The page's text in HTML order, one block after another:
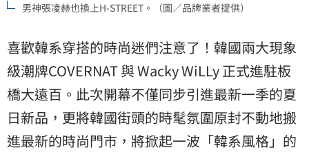
男神張凌赫也換上H-STREET。（圖／品牌業者提供）
喜歡韓系穿搭的時尚迷們注意了！韓國兩大現象
級潮牌COVERNAT 與 Wacky WiLLy 正式進駐板
橋大遠百。此次開幕不僅同步引進最新一季的夏
日新品，更將韓國街頭的時髦氛圍原封不動地搬
進最新的時尚門市，將掀起一波「韓系風格」的